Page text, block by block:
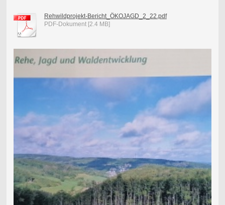
Rehwildprojekt-Bericht_ÖKOJAGD_2_22.pdf
PDF-Dokument [2.4 MB]